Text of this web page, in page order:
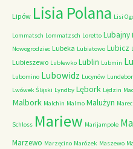
Lipów Lisia Polana Lisi
Lommatsch Lommatzsch Loretto Lubajny
Nowogrodziec Lubeka Lubiatowo Lubicz
Lubieszewo Lublewko Lublin Lubmin
Lubomino Lubowidz Lucynów
Lwówek Śląski Lyndby Lębork Lędzin
Malbork Malchin Malmo Malużyn
Schloss Mariew Marijampole
Marzewo Marzęcino Marózek Maszewo